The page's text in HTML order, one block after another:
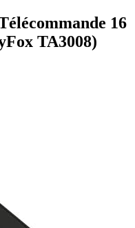
16
TA3008)